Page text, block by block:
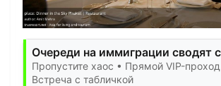
Очереди на иммиграции сводят
Пропустите хаос • Прямой VIP-проход
Встреча с табличкой